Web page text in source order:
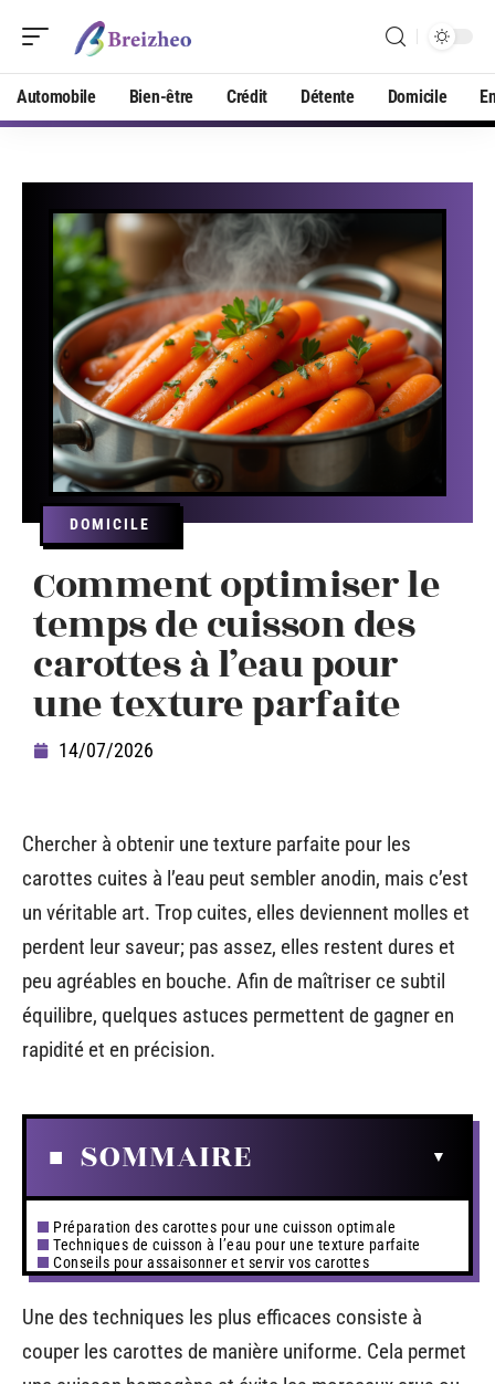
Automobile Bien-être Crédit Détente Domicile
DOMICILE
Comment optimiser le
temps de cuisson des
carottes à l’eau pour
une texture parfaite
14/07/2026
Chercher à obtenir une texture parfaite pour les
carottes cuites à l’eau peut sembler anodin, mais c’est
un véritable art. Trop cuites, elles deviennent molles et
perdent leur saveur; pas assez, elles restent dures et
peu agréables en bouche. Afin de maîtriser ce subtil
équilibre, quelques astuces permettent de gagner en
rapidité et en précision.
SOMMAIRE
Préparation des carottes pour une cuisson optimale
Techniques de cuisson à l’eau pour une texture parfaite
Conseils pour assaisonner et servir vos carottes
Une des techniques les plus efficaces consiste à
couper les carottes de manière uniforme. Cela permet